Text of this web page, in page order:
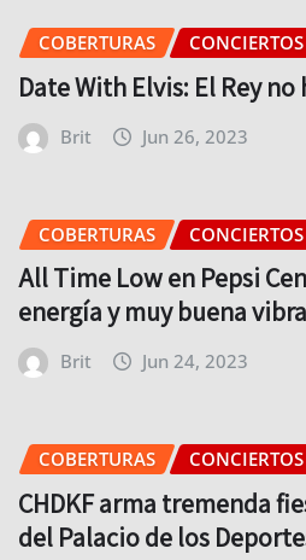
COBERTURAS CONCIERTOS
Date With Elvis: El Rey
Brit Jun 26, 2023
COBERTURAS CONCIERTOS
All Time Low en Pepsi
energía y muy buena vibra
Brit Jun 24, 2023
COBERTURAS CONCIERTOS
CHDKF arma tremenda
del Palacio de los